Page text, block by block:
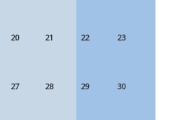
20 21 22 23
27 28 29 30